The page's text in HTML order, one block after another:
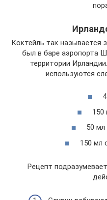
Коктейль так называется
был в баре аэропорта
территории
используются
150
50 мл
150 мл
Рецепт